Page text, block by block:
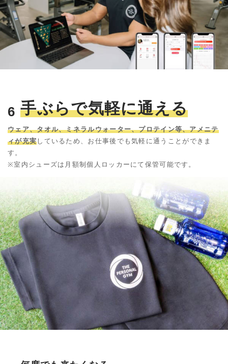
6 手ぶらで気軽に通える
ウェア、タオル、ミネラルウォーター、プロテイン等、アメニテ
ィが充実しているため、お仕事後でも気軽に通うことができま
す。
※室内シューズは月額制個人ロッカーにて保管可能です。